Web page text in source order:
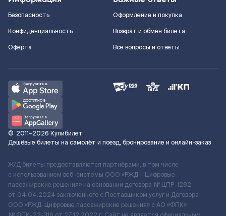
Безопасность
Конфиденциальность
Оферта
Оформление и покупка
Возврат и обмен билета
Все вопросы и ответы
© 2011–2026 Купибилет
Дешёвые билеты на самолёт и поезд, бронирование и онлайн-заказ
Ж/Д билеты предоставляются партнёрами, в том числе
с использованием веб-системы ООО «РЖД – Цифровые
пассажирские решения» на основании договора № ЦПР-1282
от 04.04.2024 заключенного с Поставщиком услуг и Договора
ООО «РЖД-Цифровые пассажирские решения» c АО «ФПК»